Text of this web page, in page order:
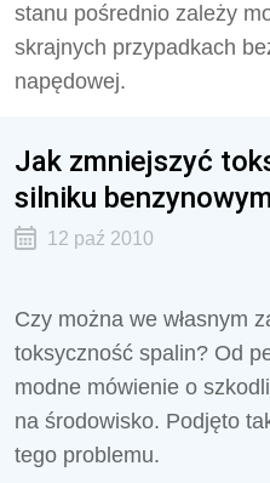
stanu pośrednio zależy
skrajnych przypadkach
napędowej.
Jak zmniejszyć
silniku
12 paź 2010
Czy można we własnym
toksyczność spalin? Od
modne mówienie o
na środowisko. Podjęto
tego problemu.